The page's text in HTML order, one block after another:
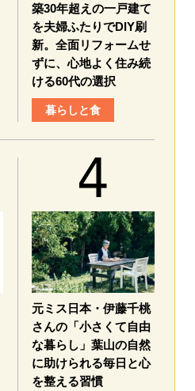
築30年超えの一戸建て
を夫婦ふたりでDIY刷
新。全面リフォームせ
ずに、心地よく住み続
ける60代の選択
暮らしと食
元ミス日本・伊藤千桃
さんの「小さくて自由
な暮らし」葉山の自然
に助けられる毎日と心
を整える習慣